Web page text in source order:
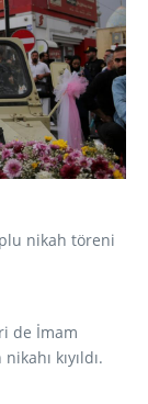
nikah töreni
de İmam
kıyıldı.